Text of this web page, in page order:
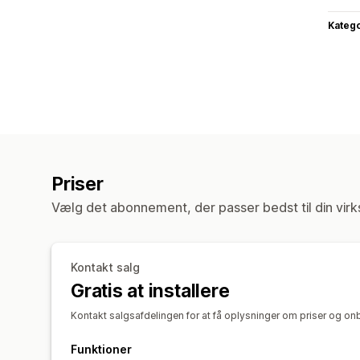
Priser
Vælg det abonnement, der passer bedst til din
Kontakt salg
Gratis at installere
Kontakt salgsafdelingen for at få oplysninger om priser og
Funktioner